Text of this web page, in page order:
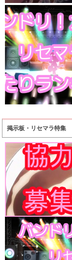
掲示板・リセマラ特集